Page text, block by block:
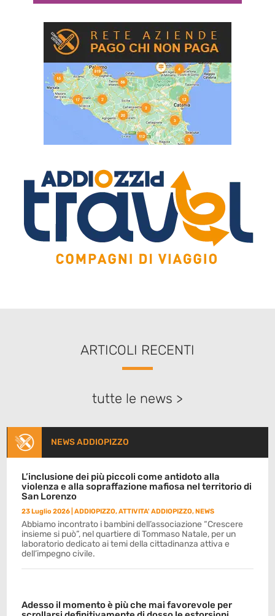
ARTICOLI RECENTI
tutte le news >
NEWS ADDIOPIZZO
L’inclusione dei più piccoli come antidoto alla
violenza e alla sopraffazione mafiosa nel territorio di
San Lorenzo
23 Luglio 2026 |ADDIOPIZZO,ATTIVITA' ADDIOPIZZO,NEWS
Abbiamo incontrato i bambini dell’associazione “Crescere
insieme si può”, nel quartiere di Tommaso Natale, per un
laboratorio dedicato ai temi della cittadinanza attiva e
dell’impegno civile.
Adesso il momento è più che mai favorevole per